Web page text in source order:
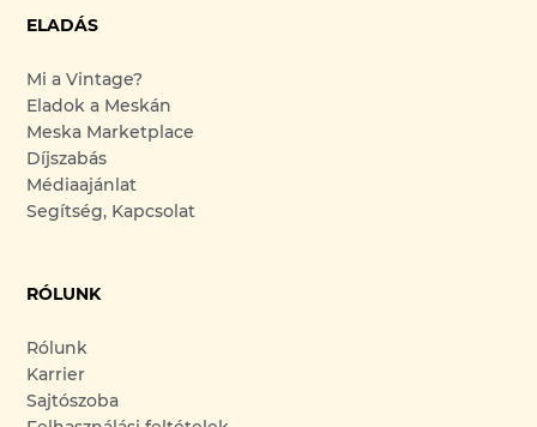
ELADÁS
Mi a Vintage?
Eladok a Meskán
Meska Marketplace
Díjszabás
Médiaajánlat
Segítség, Kapcsolat
RÓLUNK
Rólunk
Karrier
Sajtószoba